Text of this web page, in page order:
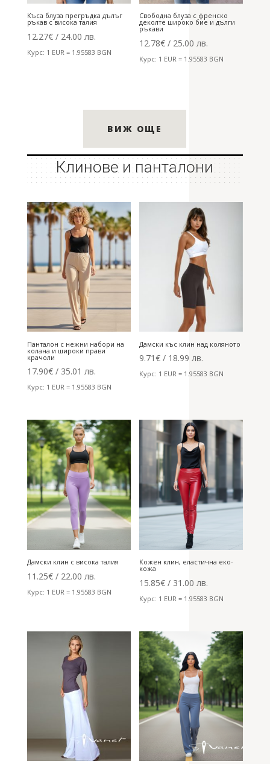
Къса блуза прегръдка дълъг
ръкав с висока талия
12.27€/ 24.00 лв.
Курс: 1 EUR = 1.95583 BGN
Свободна блуза с френско
деколте широко бие и дълги
ръкави
12.78€ / 25.00 лв.
Курс: 1 EUR = 1.95583 BGN
ВИЖ ОЩЕ
Клинове и панталони
Панталон с нежни набори на
колана и широки прави
крачоли
17.90€/ 35.01 лв.
Курс: 1 EUR = 1.95583 BGN
Дамски къс клин над коляното
9.71€ / 18.99 лв.
Курс: 1 EUR = 1.95583 BGN
Дамски клин с висока талия
11.25€/ 22.00 лв.
Курс: 1 EUR = 1.95583 BGN
Кожен клин, еластична еко-
кожа
15.85€ / 31.00 лв.
Курс: 1 EUR = 1.95583 BGN